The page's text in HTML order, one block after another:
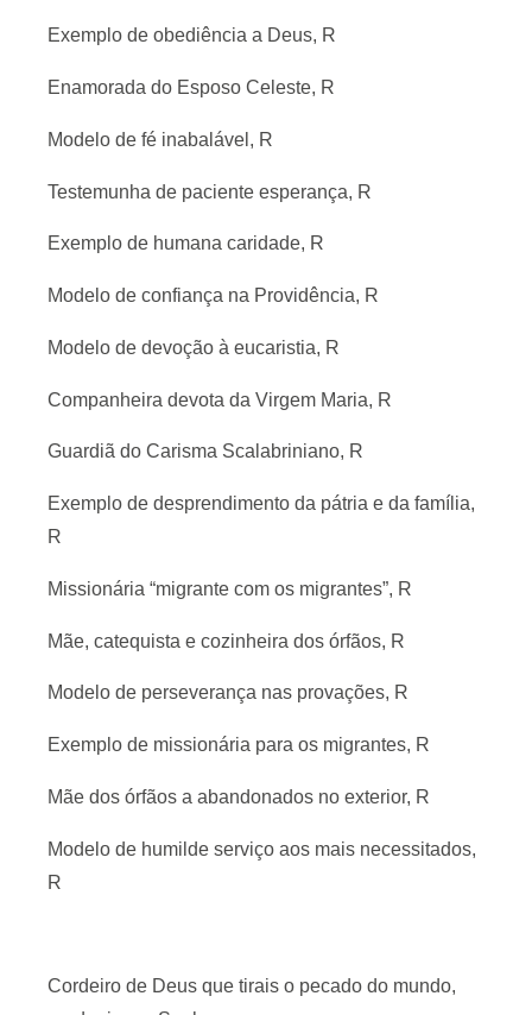
Exemplo de obediência a Deus, R
Enamorada do Esposo Celeste, R
Modelo de fé inabalável, R
Testemunha de paciente esperança, R
Exemplo de humana caridade, R
Modelo de confiança na Providência, R
Modelo de devoção à eucaristia, R
Companheira devota da Virgem Maria, R
Guardiã do Carisma Scalabriniano, R
Exemplo de desprendimento da pátria e da família,
R
Missionária “migrante com os migrantes”, R
Mãe, catequista e cozinheira dos órfãos, R
Modelo de perseverança nas provações, R
Exemplo de missionária para os migrantes, R
Mãe dos órfãos a abandonados no exterior, R
Modelo de humilde serviço aos mais necessitados,
R
Cordeiro de Deus que tirais o pecado do mundo,